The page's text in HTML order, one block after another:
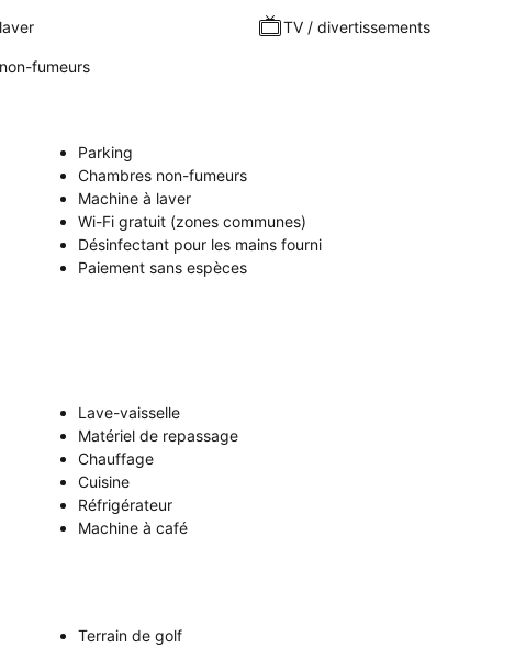
TV / divertissements
fumeurs
Parking
Chambres non-fumeurs
Machine à laver
Wi-Fi gratuit (zones communes)
Désinfectant pour les mains fourni
Paiement sans espèces
Lave-vaisselle
Matériel de repassage
Chauffage
Cuisine
Réfrigérateur
Machine à café
Terrain de golf